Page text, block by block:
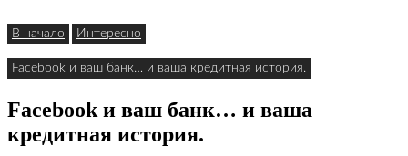
В начало Интересно
Facebook и ваш банк… и ваша кредитная история.
Facebook и ваш банк… и ваша
кредитная история.